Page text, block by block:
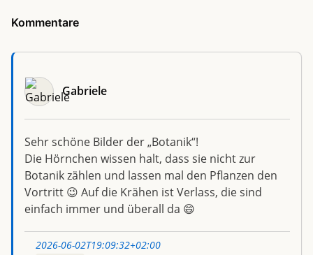
Kommentare
Gabriele
Sehr schöne Bilder der „Botanik“!
Die Hörnchen wissen halt, dass sie nicht zur
Botanik zählen und lassen mal den Pflanzen den
Vortritt 😉 Auf die Krähen ist Verlass, die sind
einfach immer und überall da 😄
2026-06-02T19:09:32+02:00